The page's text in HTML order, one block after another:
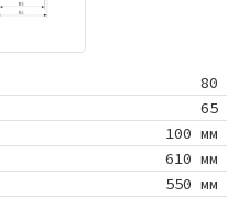
80
65
100 мм
610 мм
550 мм